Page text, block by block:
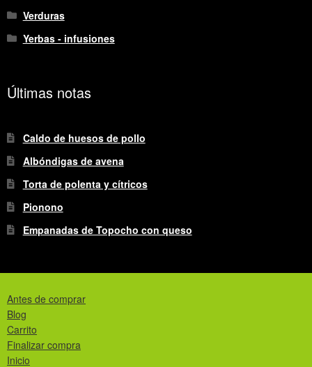
Verduras
Yerbas - infusiones
Últimas notas
Caldo de huesos de pollo
Albóndigas de avena
Torta de polenta y cítricos
Pionono
Empanadas de Topocho con queso
Antes de comprar
Blog
Carrito
Finalizar compra
Inicio